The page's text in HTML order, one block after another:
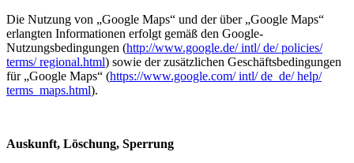
Die Nutzung von „Google Maps“ und der über „Google Maps“
erlangten Informationen erfolgt gemäß den Google-
Nutzungsbedingungen (http://www.google.de/ intl/ de/ policies/
terms/ regional.html) sowie der zusätzlichen Geschäftsbedingungen
für „Google Maps“ (https://www.google.com/ intl/ de_de/ help/
terms_maps.html).
Auskunft, Löschung, Sperrung